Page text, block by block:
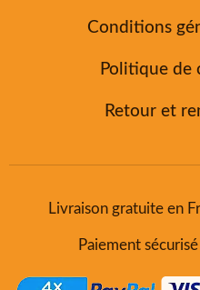
Conditions
Politique de
Retour et
Livraison gratuite en
Paiement